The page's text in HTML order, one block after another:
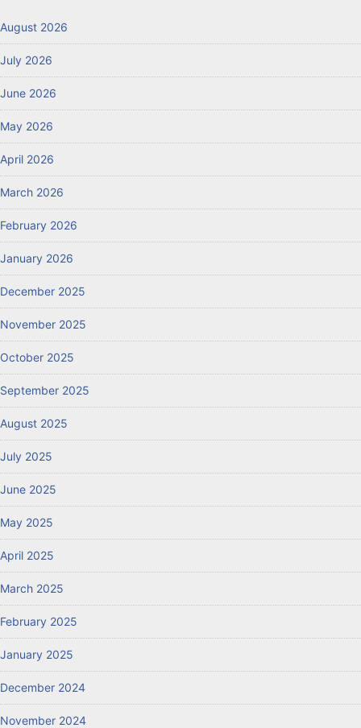
August 2026
July 2026
June 2026
May 2026
April 2026
March 2026
February 2026
January 2026
December 2025
November 2025
October 2025
September 2025
August 2025
July 2025
June 2025
May 2025
April 2025
March 2025
February 2025
January 2025
December 2024
November 2024